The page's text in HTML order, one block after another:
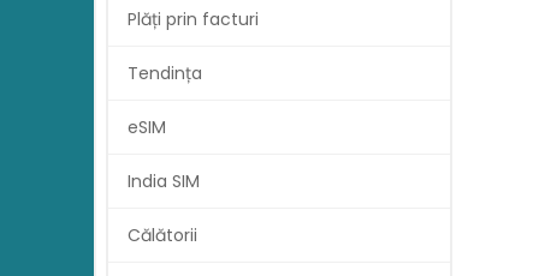
Plăți prin facturi
Tendința
eSIM
India SIM
Călătorii